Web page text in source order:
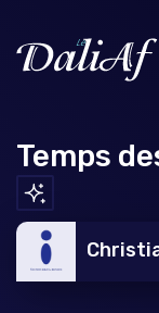
Temps